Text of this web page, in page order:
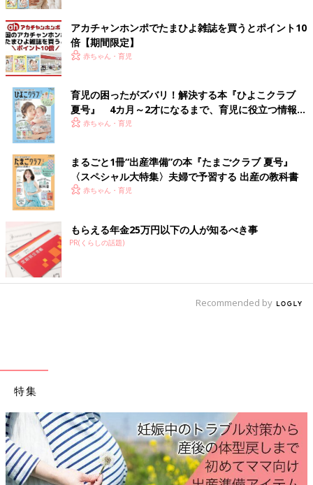
a_maru_maruさんのお子さんは、メイクをしたり、ネイルを塗
る仕草をして、おままごと遊びを楽しんでいるそう♪ 色味もオシ
ャレで、高見えするアイテムですよね！
楽しみながら数字も学べる♪ 釣りのおもちゃ
出典：Instagramアカウント「kenchi.papa」
こちらはkenchi.papaさんが発見した、釣りのおもちゃ。お子さ
んが児童館で釣りのおもちゃにハマっていたそうで、「まさかキ
ャンドゥで売っているとは思わず、購入を決めた」とのこと！遊
アカチャンホンポでたまひよ雑誌を買うとポイント10
倍【期間限定】
赤ちゃん・育児
育児の困ったがズバリ！解決する本『ひよこクラブ
夏号』 4カ月～2才になるまで、育児に役立つ情報が
いっぱい！
赤ちゃん・育児
まるごと1冊“出産準備”の本『たまごクラブ 夏号』
〈スペシャル大特集〉夫婦で予習する 出産の教科書
赤ちゃん・育児
もらえる年金25万円以下の人が知るべき事
PR(くらしの話題)
Recommended by
特集